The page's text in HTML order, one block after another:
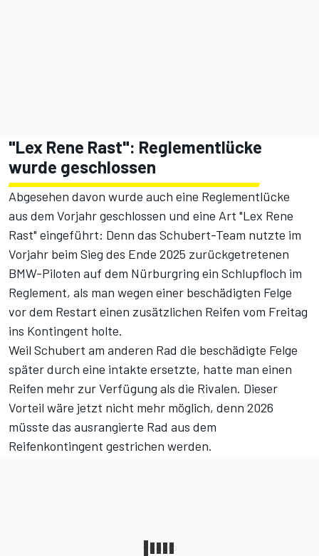
"Lex Rene Rast": Reglementlücke
wurde geschlossen
Abgesehen davon wurde auch eine Reglementlücke
aus dem Vorjahr geschlossen und eine Art "Lex Rene
Rast" eingeführt: Denn das Schubert-Team nutzte im
Vorjahr beim Sieg des Ende 2025 zurückgetretenen
BMW-Piloten auf dem Nürburgring ein Schlupfloch im
Reglement, als man wegen einer beschädigten Felge
vor dem Restart einen zusätzlichen Reifen vom Freitag
ins Kontingent holte.
Weil Schubert am anderen Rad die beschädigte Felge
später durch eine intakte ersetzte, hatte man einen
Reifen mehr zur Verfügung als die Rivalen. Dieser
Vorteil wäre jetzt nicht mehr möglich, denn 2026
müsste das ausrangierte Rad aus dem
Reifenkontingent gestrichen werden.